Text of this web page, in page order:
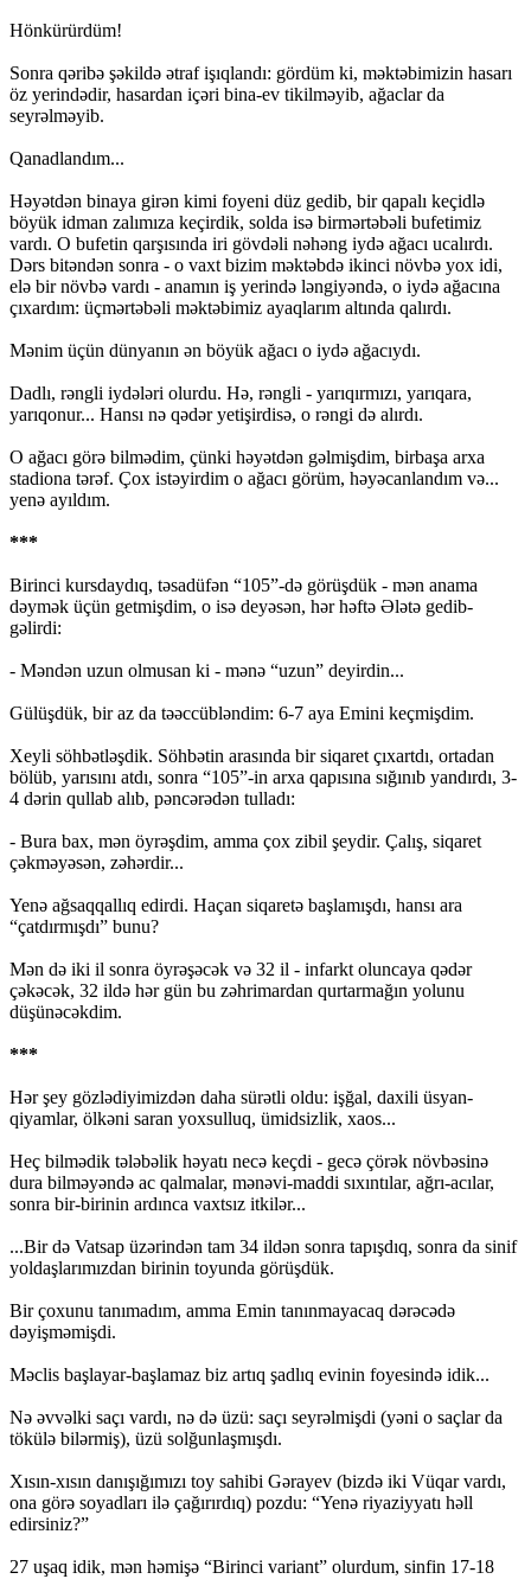
Hönkürürdüm!
Sonra qəribə şəkildə ətraf işıqlandı: gördüm ki, məktəbimizin hasarı
öz yerindədir, hasardan içəri bina-ev tikilməyib, ağaclar da
seyrəlməyib.
Qanadlandım...
Həyətdən binaya girən kimi foyeni düz gedib, bir qapalı keçidlə
böyük idman zalımıza keçirdik, solda isə birmərtəbəli bufetimiz
vardı. O bufetin qarşısında iri gövdəli nəhəng iydə ağacı ucalırdı.
Dərs bitəndən sonra - o vaxt bizim məktəbdə ikinci növbə yox idi,
elə bir növbə vardı - anamın iş yerində ləngiyəndə, o iydə ağacına
çıxardım: üçmərtəbəli məktəbimiz ayaqlarım altında qalırdı.
Mənim üçün dünyanın ən böyük ağacı o iydə ağacıydı.
Dadlı, rəngli iydələri olurdu. Hə, rəngli - yarıqırmızı, yarıqara,
yarıqonur... Hansı nə qədər yetişirdisə, o rəngi də alırdı.
O ağacı görə bilmədim, çünki həyətdən gəlmişdim, birbaşa arxa
stadiona tərəf. Çox istəyirdim o ağacı görüm, həyəcanlandım və...
yenə ayıldım.
***
Birinci kursdaydıq, təsadüfən “105”-də görüşdük - mən anama
dəymək üçün getmişdim, o isə deyəsən, hər həftə Ələtə gedib-
gəlirdi:
- Məndən uzun olmusan ki - mənə “uzun” deyirdin...
Gülüşdük, bir az da təəccübləndim: 6-7 aya Emini keçmişdim.
Xeyli söhbətləşdik. Söhbətin arasında bir siqaret çıxartdı, ortadan
bölüb, yarısını atdı, sonra “105”-in arxa qapısına sığınıb yandırdı, 3-
4 dərin qullab alıb, pəncərədən tulladı:
- Bura bax, mən öyrəşdim, amma çox zibil şeydir. Çalış, siqaret
çəkməyəsən, zəhərdir...
Yenə ağsaqqallıq edirdi. Haçan siqaretə başlamışdı, hansı ara
“çatdırmışdı” bunu?
Mən də iki il sonra öyrəşəcək və 32 il - infarkt oluncaya qədər
çəkəcək, 32 ildə hər gün bu zəhrimardan qurtarmağın yolunu
düşünəcəkdim.
***
Hər şey gözlədiyimizdən daha sürətli oldu: işğal, daxili üsyan-
qiyamlar, ölkəni saran yoxsulluq, ümidsizlik, xaos...
Heç bilmədik tələbəlik həyatı necə keçdi - gecə çörək növbəsinə
dura bilməyəndə ac qalmalar, mənəvi-maddi sıxıntılar, ağrı-acılar,
sonra bir-birinin ardınca vaxtsız itkilər...
...Bir də Vatsap üzərindən tam 34 ildən sonra tapışdıq, sonra da sinif
yoldaşlarımızdan birinin toyunda görüşdük.
Bir çoxunu tanımadım, amma Emin tanınmayacaq dərəcədə
dəyişməmişdi.
Məclis başlayar-başlamaz biz artıq şadlıq evinin foyesində idik...
Nə əvvəlki saçı vardı, nə də üzü: saçı seyrəlmişdi (yəni o saçlar da
tökülə bilərmiş), üzü solğunlaşmışdı.
Xısın-xısın danışığımızı toy sahibi Gərayev (bizdə iki Vüqar vardı,
ona görə soyadları ilə çağırırdıq) pozdu: “Yenə riyaziyyatı həll
edirsiniz?”
27 uşaq idik, mən həmişə “Birinci variant” olurdum, sinfin 17-18